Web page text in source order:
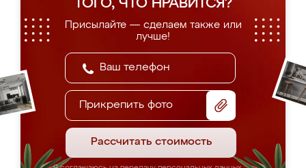
ТОГО, ЧТО НРАВИТСЯ?
Присылайте — сделаем также или
лучше!
Прикрепить фото
Рассчитать стоимость